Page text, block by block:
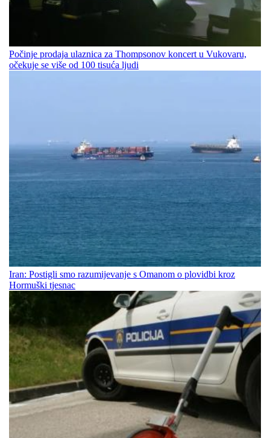
Počinje prodaja ulaznica za Thompsonov koncert u Vukovaru,
očekuje se više od 100 tisuća ljudi
Iran: Postigli smo razumijevanje s Omanom o plovidbi kroz
Hormuški tjesnac